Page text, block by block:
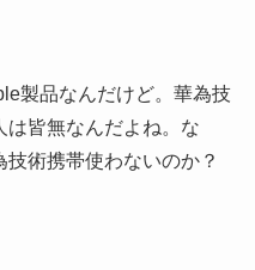
製品なんだけど。華為技
は皆無なんだよね。な
術携帯使わないのか？